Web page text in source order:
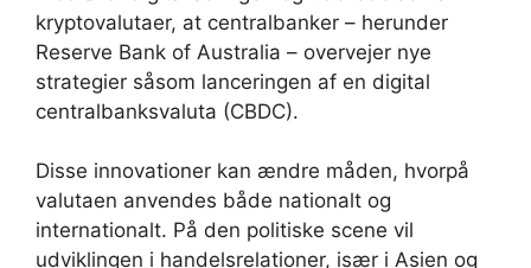
kryptovalutaer, at centralbanker – herunder
Reserve Bank of Australia – overvejer nye
strategier såsom lanceringen af en digital
centralbanksvaluta (CBDC).
Disse innovationer kan ændre måden, hvorpå
valutaen anvendes både nationalt og
internationalt. På den politiske scene vil
udviklingen i handelsrelationer, især i Asien og